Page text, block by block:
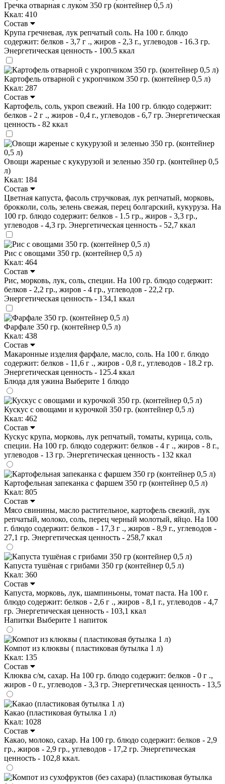
Гречка отварная с луком 350 гр (контейнер 0,5 л)
Ккал: 410
Состав
Крупа гречневая, лук репчатый соль. На 100 г. блюдо
содержит: белков - 3,7 г ., жиров - 2,3 г., углеводов - 16.3 гр.
Энергетическая ценность - 100.5 ккал
Картофель отварной с укропчиком 350 гр. (контейнер 0,5 л)
Ккал: 287
Состав
Картофель, соль, укроп свежий. На 100 гр. блюдо содержит:
белков - 2 г ., жиров - 0,4 г., углеводов - 6,7 гр. Энергетическая
ценность - 82 ккал
Овощи жареные с кукурузой и зеленью 350 гр. (контейнер 0,5
л)
Ккал: 184
Состав
Цветная капуста, фасоль стручковая, лук репчатый, морковь,
брокколи, соль, зелень свежая, перец болгарский, кукуруза. На
100 гр. блюдо содержит: белков - 1.5 гр., жиров - 3,3 гр.,
углеводов - 4,3 гр. Энергетическая ценность - 52,7 ккал
Рис с овощами 350 гр. (контейнер 0,5 л)
Ккал: 464
Состав
Рис, морковь, лук, соль, специи. На 100 гр. блюдо содержит:
белков - 2,2 гр., жиров - 4 гр., углеводов - 22,2 гр.
Энергетическая ценность - 134,1 ккал
Фарфале 350 гр. (контейнер 0,5 л)
Ккал: 438
Состав
Макаронные изделия фарфале, масло, соль. На 100 г. блюдо
содержит: белков - 11,6 г ., жиров - 0,8 г., углеводов - 18.2 гр.
Энергетическая ценность - 125.4 ккал
Блюда для ужина Выберите 1 блюдо
Кускус с овощами и курочкой 350 гр. (контейнер 0,5 л)
Ккал: 462
Состав
Кускус крупа, морковь, лук репчатый, томаты, курица, соль,
специи. На 100 гр. блюдо содержит: белков - 4 г ., жиров - 8 г.,
углеводов - 13 гр. Энергетическая ценность - 132 ккал
Картофельная запеканка с фаршем 350 гр (контейнер 0,5 л)
Ккал: 805
Состав
Мясо свинины, масло растительное, картофель свежий, лук
репчатый, молоко, соль, перец черный молотый, яйцо. На 100
г. блюдо содержит: белков - 17,3 г ., жиров - 8,9 г., углеводов -
27,1 гр. Энергетическая ценность - 258,7 ккал
Капуста тушёная с грибами 350 гр (контейнер 0,5 л)
Ккал: 360
Состав
Капуста, морковь, лук, шампиньоны, томат паста. На 100 г.
блюдо содержит: белков - 2,6 г ., жиров - 8,1 г., углеводов - 4,7
гр. Энергетическая ценность - 103,1 ккал
Напитки Выберите 1 напиток
Компот из клюквы ( пластиковая бутылка 1 л)
Ккал: 135
Состав
Клюква с/м, сахар. На 100 гр. блюдо содержит: белков - 0 г .,
жиров - 0 г., углеводов - 3,3 гр. Энергетическая ценность - 13,5
Какао (пластиковая бутылка 1 л)
Ккал: 1028
Состав
Какао, молоко, сахар. На 100 гр. блюдо содержит: белков - 2,9
гр., жиров - 2,9 гр., углеводов - 17,2 гр. Энергетическая
ценность - 102,8 ккал.